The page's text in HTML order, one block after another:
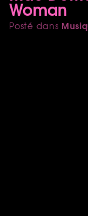
Woman
Posté dans